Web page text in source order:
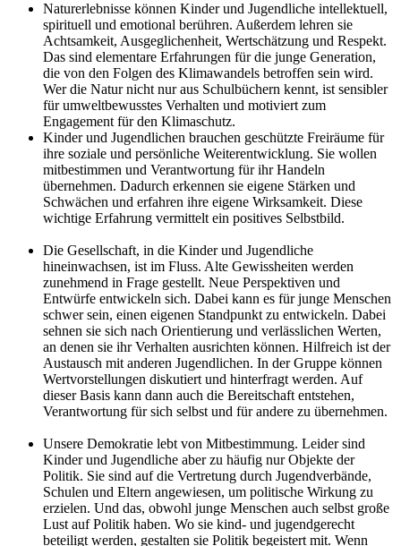
Naturerlebnisse können Kinder und Jugendliche intellektuell,
spirituell und emotional berühren. Außerdem lehren sie
Achtsamkeit, Ausgeglichenheit, Wertschätzung und Respekt.
Das sind elementare Erfahrungen für die junge Generation,
die von den Folgen des Klimawandels betroffen sein wird.
Wer die Natur nicht nur aus Schulbüchern kennt, ist sensibler
für umweltbewusstes Verhalten und motiviert zum
Engagement für den Klimaschutz.
Kinder und Jugendlichen brauchen geschützte Freiräume für
ihre soziale und persönliche Weiterentwicklung. Sie wollen
mitbestimmen und Verantwortung für ihr Handeln
übernehmen. Dadurch erkennen sie eigene Stärken und
Schwächen und erfahren ihre eigene Wirksamkeit. Diese
wichtige Erfahrung vermittelt ein positives Selbstbild.
Die Gesellschaft, in die Kinder und Jugendliche
hineinwachsen, ist im Fluss. Alte Gewissheiten werden
zunehmend in Frage gestellt. Neue Perspektiven und
Entwürfe entwickeln sich. Dabei kann es für junge Menschen
schwer sein, einen eigenen Standpunkt zu entwickeln. Dabei
sehnen sie sich nach Orientierung und verlässlichen Werten,
an denen sie ihr Verhalten ausrichten können. Hilfreich ist der
Austausch mit anderen Jugendlichen. In der Gruppe können
Wertvorstellungen diskutiert und hinterfragt werden. Auf
dieser Basis kann dann auch die Bereitschaft entstehen,
Verantwortung für sich selbst und für andere zu übernehmen.
Unsere Demokratie lebt von Mitbestimmung. Leider sind
Kinder und Jugendliche aber zu häufig nur Objekte der
Politik. Sie sind auf die Vertretung durch Jugendverbände,
Schulen und Eltern angewiesen, um politische Wirkung zu
erzielen. Und das, obwohl junge Menschen auch selbst große
Lust auf Politik haben. Wo sie kind- und jugendgerecht
beteiligt werden, gestalten sie Politik begeistert mit. Wenn